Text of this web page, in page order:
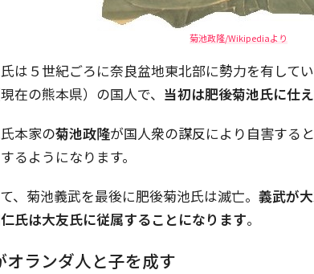
菊池政隆/Wikipediaより
は５世紀ごろに奈良盆地東北部に勢力を有して
在の熊本県）の国人で、 当初は肥後菊池氏に仕
本家の菊池政隆が国人衆の謀反により自害する
るようになります。
、菊池義武を最後に肥後菊池氏は滅亡。 義武が
氏は大友氏に従属することになります。
オランダ人と子を成す